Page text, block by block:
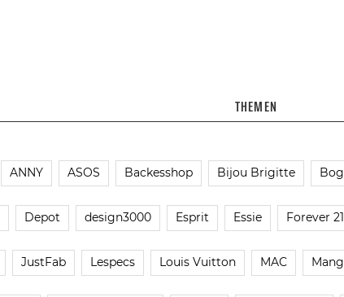
THEMEN
ANNY ASOS Backesshop Bijou Brigitte
Depot design3000 Esprit Essie Forever 21
JustFab Lespecs Louis Vuitton MAC